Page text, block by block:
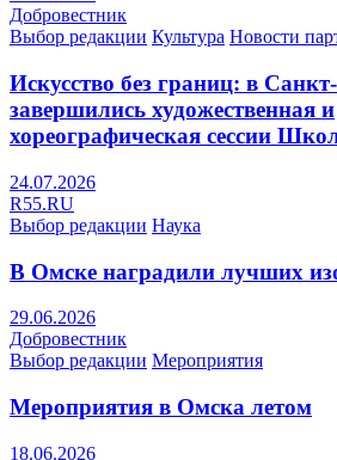
Добровестник
Выбор редакции Культура Новости
Искусство без границ: в
завершились художественная и
хореографическая сессии
24.07.2026
R55.RU
Выбор редакции Наука
В Омске наградили лучших
29.06.2026
Добровестник
Выбор редакции Мероприятия
Мероприятия в Омска летом
18.06.2026